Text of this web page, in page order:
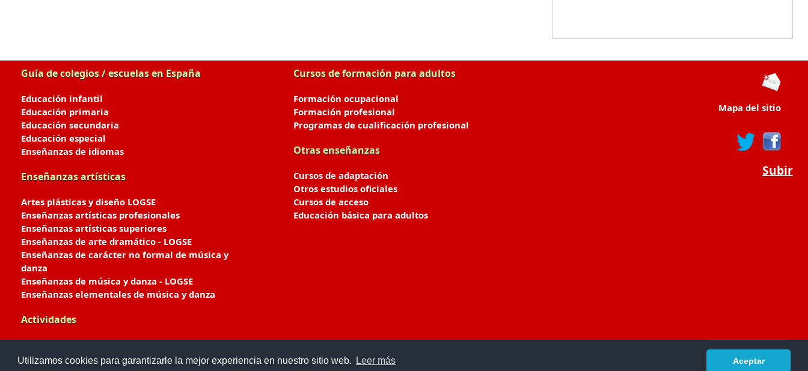
Utilizamos cookies para garantizarle la mejor experiencia en nuestro sitio web. Leer más Aceptar
Guía de colegios / escuelas en España
Educación infantil
Educación primaria
Educación secundaria
Educación especial
Enseñanzas de idiomas
Enseñanzas artísticas
Artes plásticas y diseño LOGSE
Enseñanzas artísticas profesionales
Enseñanzas artísticas superiores
Enseñanzas de arte dramático - LOGSE
Enseñanzas de carácter no formal de música y
danza
Enseñanzas de música y danza - LOGSE
Enseñanzas elementales de música y danza
Actividades
Cursos de formación para adultos
Formación ocupacional
Formación profesional
Programas de cualificación profesional
Otras enseñanzas
Cursos de adaptación
Otros estudios oficiales
Cursos de acceso
Educación básica para adultos
Mapa del sitio
Subir